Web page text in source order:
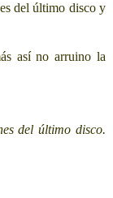
del último disco y
así no arruino la
del último disco.